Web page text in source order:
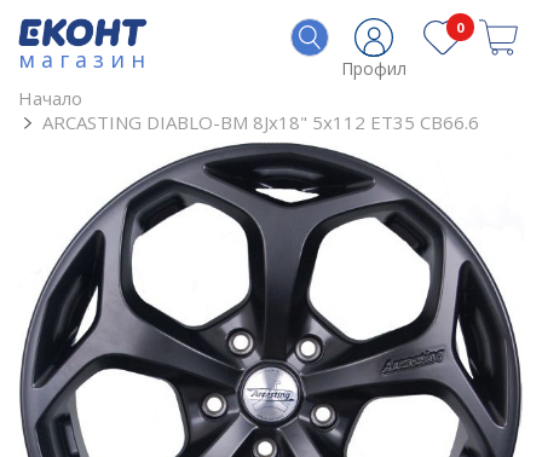
магазин Профил
0
Начало
ARCASTING DIABLO-BM 8Jx18" 5x112 ET35 CB66.6